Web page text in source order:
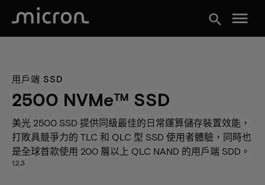
search menu
用戶端 SSD
2500 NVMe™ SSD
美光 2500 SSD 提供同級最佳的日常運算儲存裝置效能，
打敗具競爭力的 TLC 和 QLC 型 SSD 使用者體驗，同時也
是全球首款使用 200 層以上 QLC NAND 的用戶端 SDD。
1,2,3